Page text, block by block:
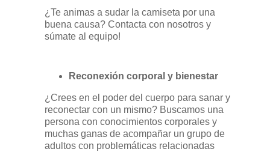
¿Te animas a sudar la camiseta por una
buena causa? Contacta con nosotros y
súmate al equipo!
Reconexión corporal y bienestar
¿Crees en el poder del cuerpo para sanar y
reconectar con un mismo? Buscamos una
persona con conocimientos corporales y
muchas ganas de acompañar un grupo de
adultos con problemáticas relacionadas